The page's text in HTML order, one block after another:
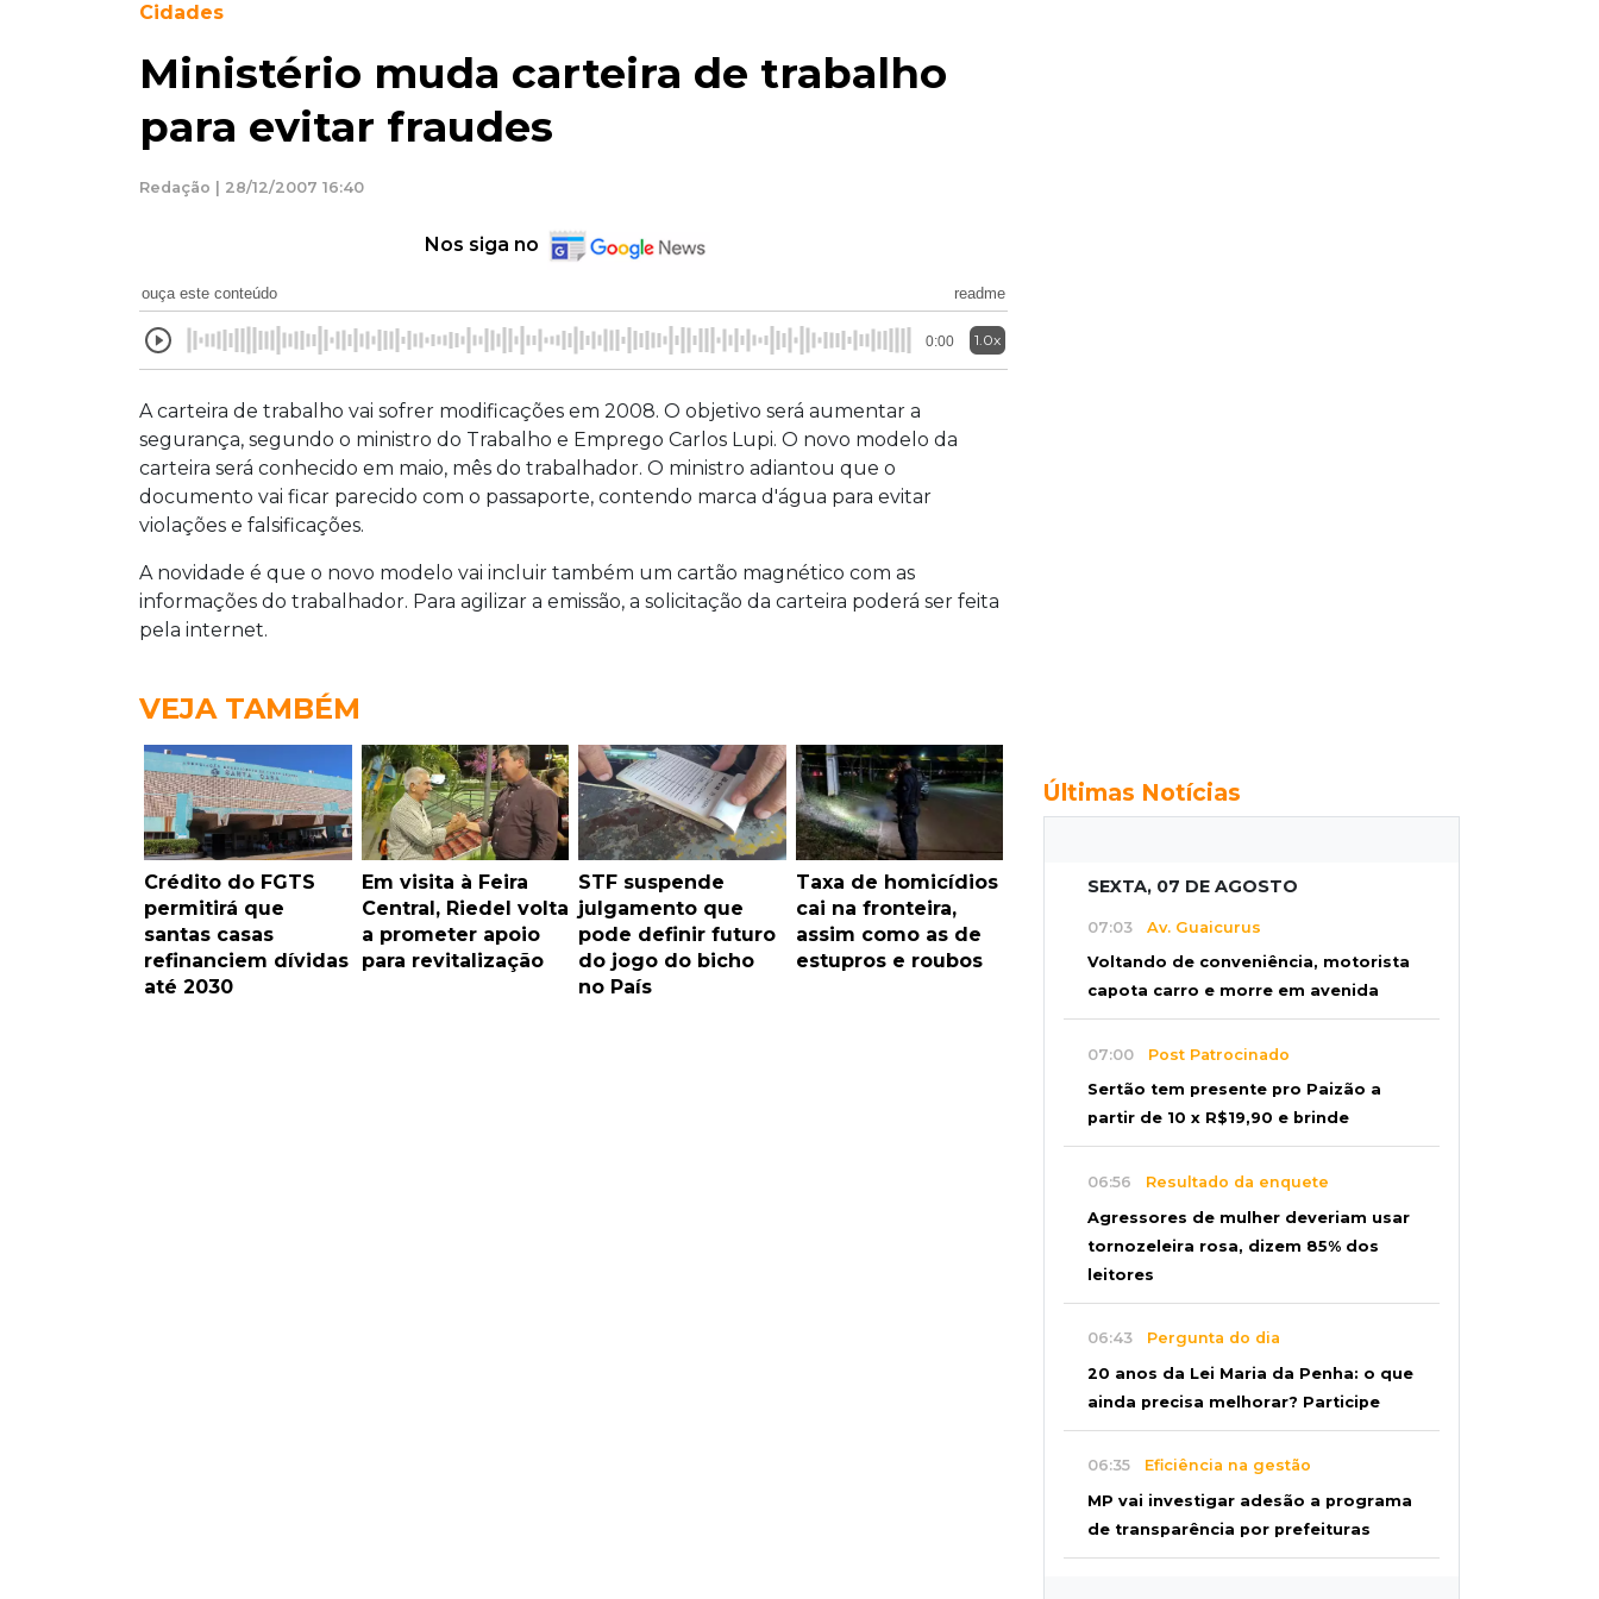
Cidades
Ministério muda carteira de trabalho
para evitar fraudes
Redação | 28/12/2007 16:40
Nos siga no
ouça este conteúdo readme
0:00 1.0x
A carteira de trabalho vai sofrer modificações em 2008. O objetivo será aumentar a
segurança, segundo o ministro do Trabalho e Emprego Carlos Lupi. O novo modelo da
carteira será conhecido em maio, mês do trabalhador. O ministro adiantou que o
documento vai ficar parecido com o passaporte, contendo marca d'água para evitar
violações e falsificações.
A novidade é que o novo modelo vai incluir também um cartão magnético com as
informações do trabalhador. Para agilizar a emissão, a solicitação da carteira poderá ser feita
pela internet.
VEJA TAMBÉM
Crédito do FGTS
permitirá que
santas casas
refinanciem dívidas
até 2030
Em visita à Feira
Central, Riedel volta
a prometer apoio
para revitalização
STF suspende
julgamento que
pode definir futuro
do jogo do bicho
no País
Taxa de homicídios
cai na fronteira,
assim como as de
estupros e roubos
Últimas Notícias
SEXTA, 07 DE AGOSTO
07:03 Av. Guaicurus
Voltando de conveniência, motorista
capota carro e morre em avenida
07:00 Post Patrocinado
Sertão tem presente pro Paizão a
partir de 10 x R$19,90 e brinde
06:56 Resultado da enquete
Agressores de mulher deveriam usar
tornozeleira rosa, dizem 85% dos
leitores
06:43 Pergunta do dia
20 anos da Lei Maria da Penha: o que
ainda precisa melhorar? Participe
06:35 Eficiência na gestão
MP vai investigar adesão a programa
de transparência por prefeituras